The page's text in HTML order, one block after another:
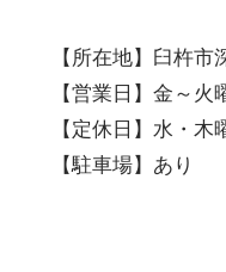
【所在地】臼杵市
【営業日】金～火
【定休日】水・木
【駐車場】あり